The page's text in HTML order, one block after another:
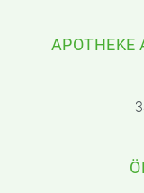
APOTHEKE